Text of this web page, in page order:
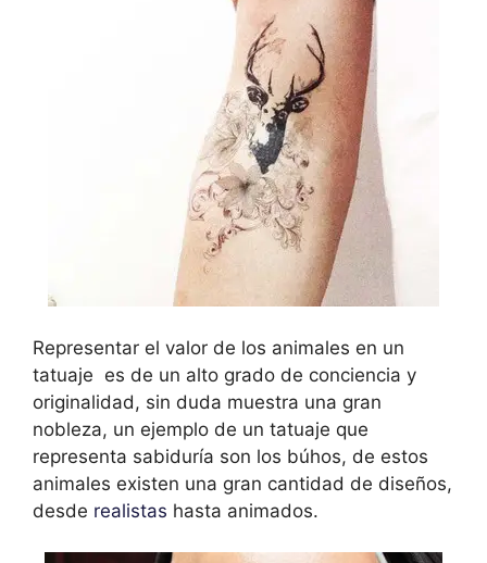
Representar el valor de los animales en un
tatuaje es de un alto grado de conciencia y
originalidad, sin duda muestra una gran
nobleza, un ejemplo de un tatuaje que
representa sabiduría son los búhos, de estos
animales existen una gran cantidad de diseños,
desde realistas hasta animados.